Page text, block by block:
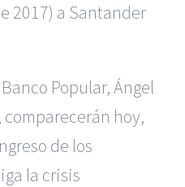
2017) a Santander
Popular, Ángel
comparecerán hoy,
de los
la crisis